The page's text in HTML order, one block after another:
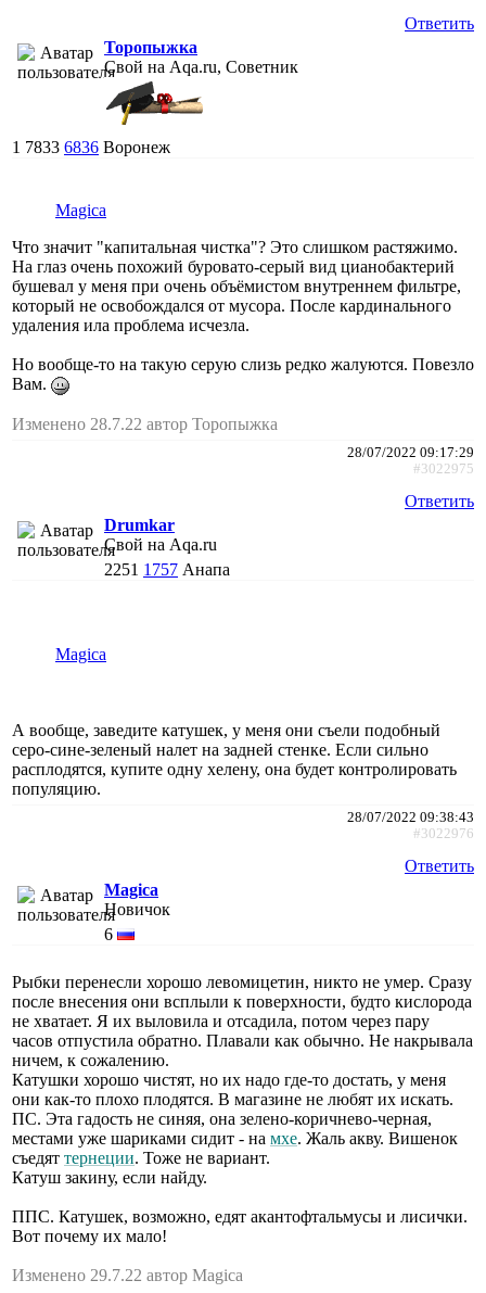
Ответить
Торопыжка
Свой на Aqa.ru, Советник
1 7833 6836 Воронеж
Magica
Что значит "капитальная чистка"? Это слишком растяжимо.
На глаз очень похожий буровато-серый вид цианобактерий
бушевал у меня при очень объёмистом внутреннем фильтре,
который не освобождался от мусора. После кардинального
удаления ила проблема исчезла.
Но вообще-то на такую серую слизь редко жалуются. Повезло
Вам.
Изменено 28.7.22 автор Торопыжка
28/07/2022 09:17:29
#3022975
Ответить
Drumkar
Свой на Aqa.ru
2251 1757 Анапа
Magica
А вообще, заведите катушек, у меня они съели подобный
серо-сине-зеленый налет на задней стенке. Если сильно
расплодятся, купите одну хелену, она будет контролировать
популяцию.
28/07/2022 09:38:43
#3022976
Ответить
Magica
Новичок
6
Рыбки перенесли хорошо левомицетин, никто не умер. Сразу
после внесения они всплыли к поверхности, будто кислорода
не хватает. Я их выловила и отсадила, потом через пару
часов отпустила обратно. Плавали как обычно. Не накрывала
ничем, к сожалению.
Катушки хорошо чистят, но их надо где-то достать, у меня
они как-то плохо плодятся. В магазине не любят их искать.
ПС. Эта гадость не синяя, она зелено-коричнево-черная,
местами уже шариками сидит - на мхе. Жаль акву. Вишенок
съедят тернеции. Тоже не вариант.
Катуш закину, если найду.
ППС. Катушек, возможно, едят акантофтальмусы и лисички.
Вот почему их мало!
Изменено 29.7.22 автор Magica